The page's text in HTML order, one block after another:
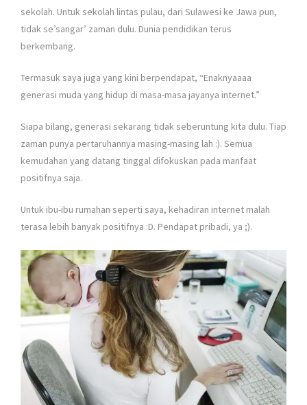
sekolah. Untuk sekolah lintas pulau, dari Sulawesi ke Jawa pun,
tidak se’sangar’ zaman dulu. Dunia pendidikan terus
berkembang.
Termasuk saya juga yang kini berpendapat, “Enaknyaaaa
generasi muda yang hidup di masa-masa jayanya internet.”
Siapa bilang, generasi sekarang tidak seberuntung kita dulu. Tiap
zaman punya pertaruhannya masing-masing lah :). Semua
kemudahan yang datang tinggal difokuskan pada manfaat
positifnya saja.
Untuk ibu-ibu rumahan seperti saya, kehadiran internet malah
terasa lebih banyak positifnya :D. Pendapat pribadi, ya ;).